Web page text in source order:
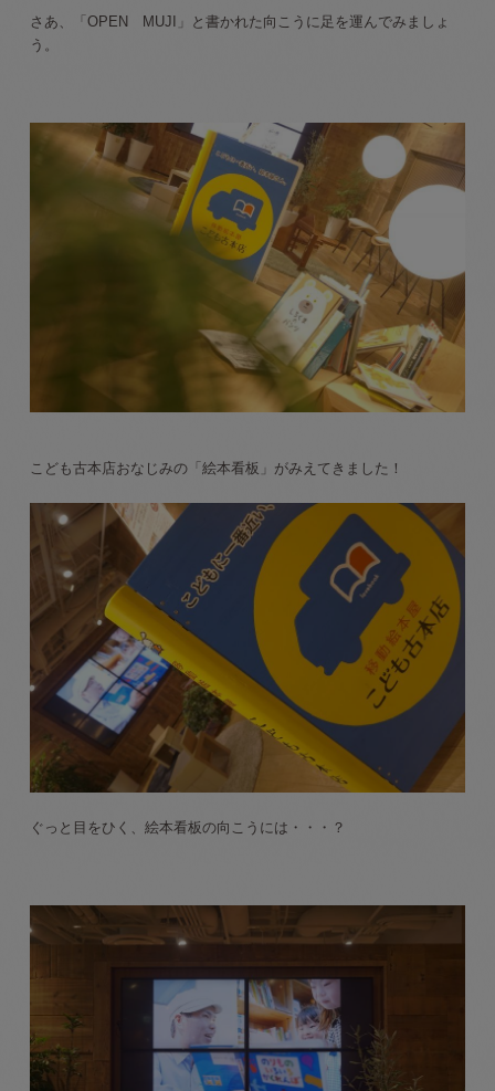
さあ、「OPEN MUJI」と書かれた向こうに足を運んでみましょ
う。
こども古本店おなじみの「絵本看板」がみえてきました！
ぐっと目をひく、絵本看板の向こうには・・・？